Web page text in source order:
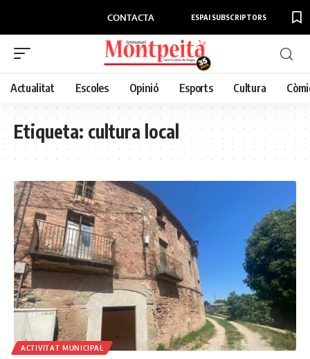
CONTACTA ESPAI SUBSCRIPTORS
Actualitat Escoles Opinió Esports Cultura
Etiqueta:cultura local
ACTIVITAT MUNICIPAL